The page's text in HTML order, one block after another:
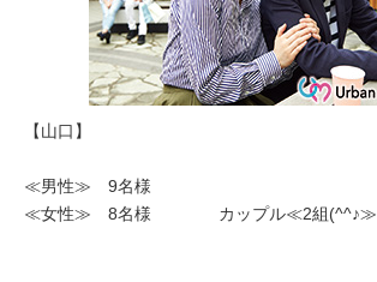
【山口】
≪男性≫ 9名様
≪女性≫ 8名様 カップル≪2組(^^♪≫